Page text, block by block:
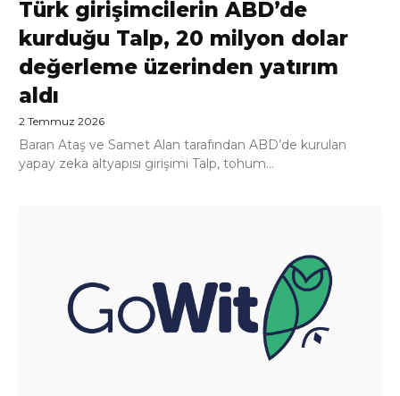
Türk girişimcilerin ABD’de
kurduğu Talp, 20 milyon dolar
değerleme üzerinden yatırım
aldı
2 Temmuz 2026
Baran Ataş ve Samet Alan tarafından ABD’de kurulan
yapay zeka altyapısı girişimi Talp, tohum...